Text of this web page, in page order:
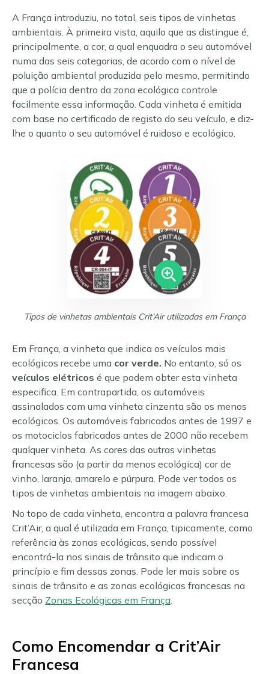
A França introduziu, no total, seis tipos de vinhetas
ambientais. À primeira vista, aquilo que as distingue é,
principalmente, a cor, a qual enquadra o seu automóvel
numa das seis categorias, de acordo com o nível de
poluição ambiental produzida pelo mesmo, permitindo
que a polícia dentro da zona ecológica controle
facilmente essa informação. Cada vinheta é emitida
com base no certificado de registo do seu veículo, e diz-
lhe o quanto o seu automóvel é ruidoso e ecológico.
Tipos de vinhetas ambientais Crit’Air utilizadas em França
Em França, a vinheta que indica os veículos mais
ecológicos recebe uma cor verde. No entanto, só os
veículos elétricos é que podem obter esta vinheta
especifica. Em contrapartida, os automóveis
assinalados com uma vinheta cinzenta são os menos
ecológicos. Os automóveis fabricados antes de 1997 e
os motociclos fabricados antes de 2000 não recebem
qualquer vinheta. As cores das outras vinhetas
francesas são (a partir da menos ecológica) cor de
vinho, laranja, amarelo e púrpura. Pode ver todos os
tipos de vinhetas ambientais na imagem abaixo.
No topo de cada vinheta, encontra a palavra francesa
Crit’Air, a qual é utilizada em França, tipicamente, como
referência às zonas ecológicas, sendo possível
encontrá-la nos sinais de trânsito que indicam o
princípio e fim dessas zonas. Pode ler mais sobre os
sinais de trânsito e as zonas ecológicas francesas na
secção Zonas Ecológicas em França
Como Encomendar a Crit’Air
Francesa